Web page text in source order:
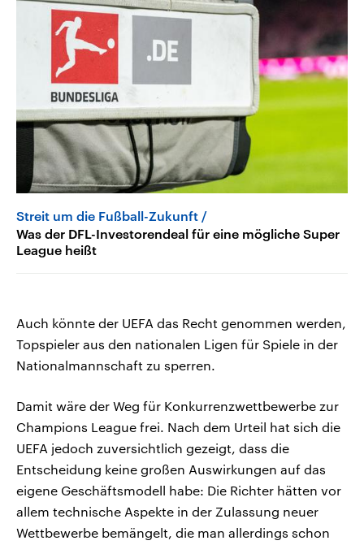
Streit um die Fußball-Zukunft
Was der DFL-Investorendeal für eine mögliche Super
League heißt
Auch könnte der UEFA das Recht genommen werden,
Topspieler aus den nationalen Ligen für Spiele in der
Nationalmannschaft zu sperren.
Damit wäre der Weg für Konkurrenzwettbewerbe zur
Champions League frei. Nach dem Urteil hat sich die
UEFA jedoch zuversichtlich gezeigt, dass die
Entscheidung keine großen Auswirkungen auf das
eigene Geschäftsmodell habe: Die Richter hätten vor
allem technische Aspekte in der Zulassung neuer
Wettbewerbe bemängelt, die man allerdings schon